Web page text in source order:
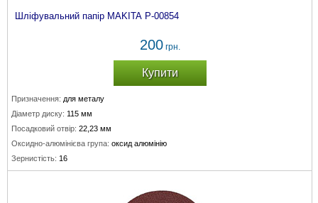
Шліфувальний папір MAKITA P-00854
200грн.
Купити
Призначення: для металу
Діаметр диску: 115 мм
Посадковий отвір: 22,23 мм
Оксидно-алюмінієва група: оксид алюмінію
Зернистість: 16